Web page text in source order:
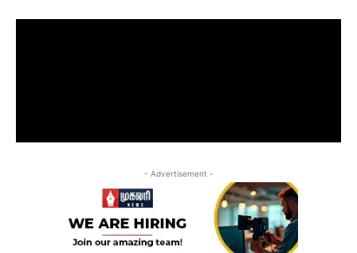
- Advertisement -